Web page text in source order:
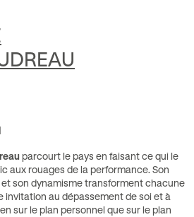
parcourt le pays en faisant ce qui le
aux rouages de la performance. Son
son dynamisme transforment chacune
invitation au dépassement de soi et à
sur le plan personnel que sur le plan